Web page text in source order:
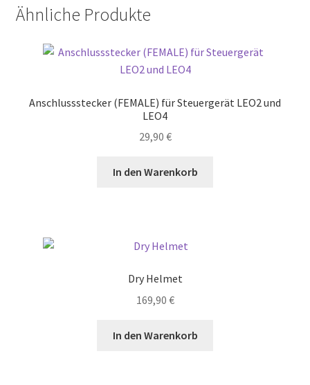
Ähnliche Produkte
Anschlussstecker (FEMALE) für Steuergerät LEO2 und
LEO4
29,90 €
In den Warenkorb
Dry Helmet
169,90 €
In den Warenkorb